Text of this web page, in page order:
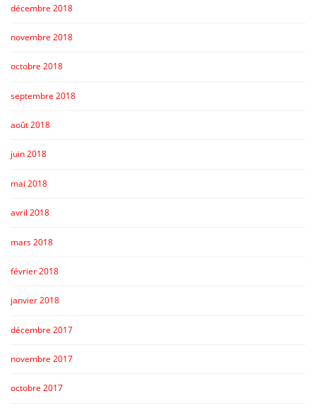
décembre 2018
novembre 2018
octobre 2018
septembre 2018
août 2018
juin 2018
mai 2018
avril 2018
mars 2018
février 2018
janvier 2018
décembre 2017
novembre 2017
octobre 2017